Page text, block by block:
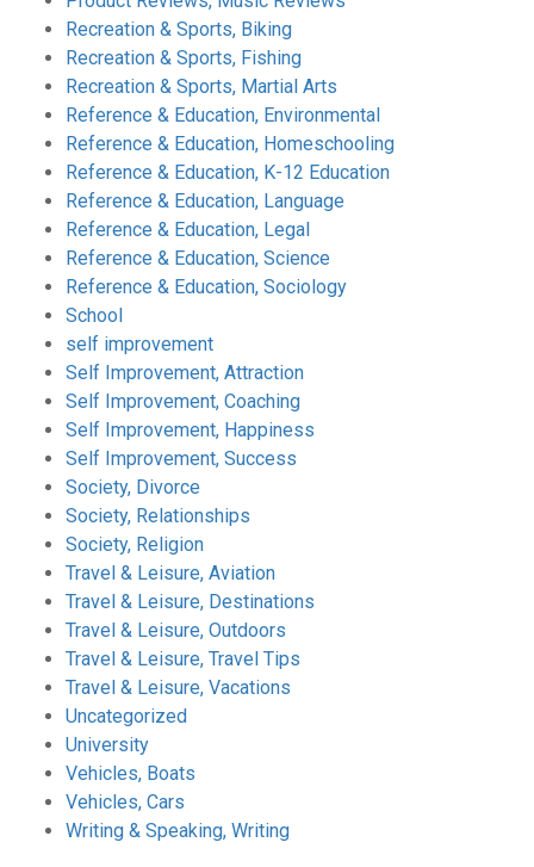
Recreation & Sports, Biking
Recreation & Sports, Fishing
Recreation & Sports, Martial Arts
Reference & Education, Environmental
Reference & Education, Homeschooling
Reference & Education, K-12 Education
Reference & Education, Language
Reference & Education, Legal
Reference & Education, Science
Reference & Education, Sociology
School
self improvement
Self Improvement, Attraction
Self Improvement, Coaching
Self Improvement, Happiness
Self Improvement, Success
Society, Divorce
Society, Relationships
Society, Religion
Travel & Leisure, Aviation
Travel & Leisure, Destinations
Travel & Leisure, Outdoors
Travel & Leisure, Travel Tips
Travel & Leisure, Vacations
Uncategorized
University
Vehicles, Boats
Vehicles, Cars
Writing & Speaking, Writing